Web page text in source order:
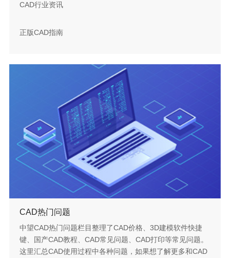
CAD行业资讯
正版CAD指南
CAD热门问题
中望CAD热门问题栏目整理了CAD价格、3D建模软件快捷
键、国产CAD教程、CAD常见问题、CAD打印等常见问题。
这里汇总CAD使用过程中各种问题，如果想了解更多和CAD